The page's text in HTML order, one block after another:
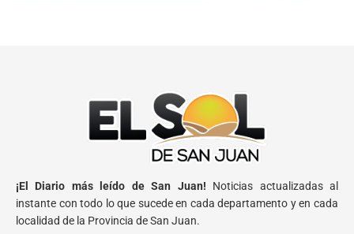
¡El Diario más leído de San Juan! Noticias actualizadas al
instante con todo lo que sucede en cada departamento y en cada
localidad de la Provincia de San Juan.